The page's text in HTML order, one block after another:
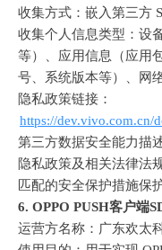
收集方式：嵌入第三方
收集个人信息类型：设
等）、应用信息（应用
号、系统版本等）、网
隐私政策链接：
https://dev.vivo.com.cn/
第三方数据安全能力描
隐私政策及相关法律法
匹配的安全保护措施保
6. OPPO PUSH客户端
运营方名称：广东欢太